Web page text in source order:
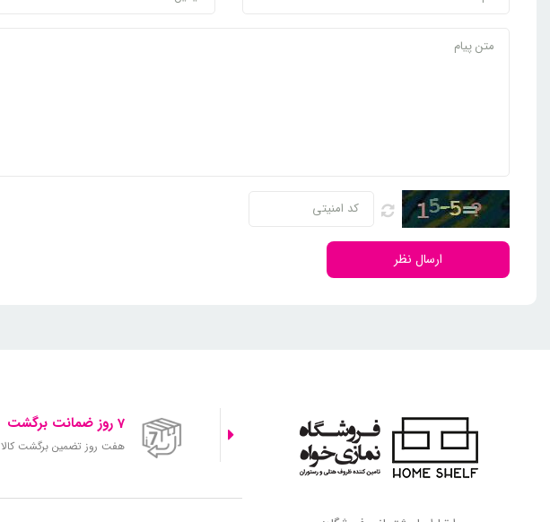
ارسال نظر
7 روز ضمانت برگشت
هفت روز تضمین برگشت کالا